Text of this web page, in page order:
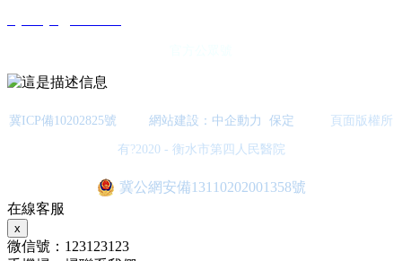
冀ICP備10202825號 網站建設：中企動力 保定 頁面版權所
有?2020 - 衡水市第四人民醫院
冀公網安備13110202001358號
在線客服
x
微信號： 123123123